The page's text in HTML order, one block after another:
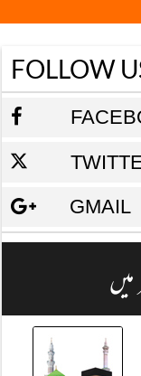
FOLLOW
GMAIL
میں